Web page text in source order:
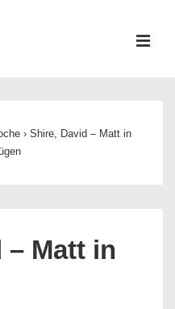
› Shire, David – Matt in
– Matt in